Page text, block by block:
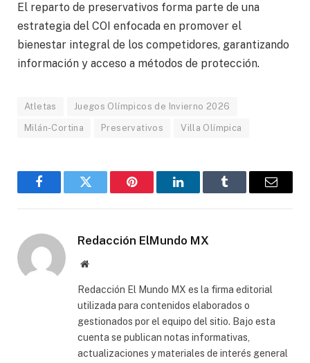
El reparto de preservativos forma parte de una
estrategia del COI enfocada en promover el
bienestar integral de los competidores, garantizando
información y acceso a métodos de protección.
Atletas Juegos Olímpicos de Invierno 2026
Milán-Cortina Preservativos Villa Olímpica
FacebookGorjeo Pinterest LinkedInTumblr
Correo
Redacción ElMundo MX
Sitio
Redacción El Mundo MX es la firma editorial
utilizada para contenidos elaborados o
gestionados por el equipo del sitio. Bajo esta
cuenta se publican notas informativas,
actualizaciones y materiales de interés general